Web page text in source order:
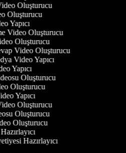
Oluşturucu
Oluşturucu
Yapıcı
Video Oluşturucu
Oluşturucu
Video Oluşturucu
Video Yapıcı
Yapıcı
Oluşturucu
Oluşturucu
Yapıcı
Oluşturucu
Oluşturucu
Oluşturucu
Hazırlayıcı